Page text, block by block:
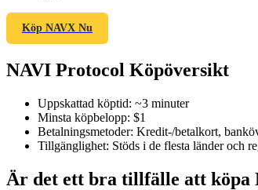
Köp NAVX Nu
NAVI Protocol Köpöversikt
Uppskattad köptid: ~3 minuter
Minsta köpbelopp: $1
Betalningsmetoder: Kredit-/betalkort,
Tillgänglighet: Stöds i de flesta länder och
Är det ett bra tillfälle att köpa